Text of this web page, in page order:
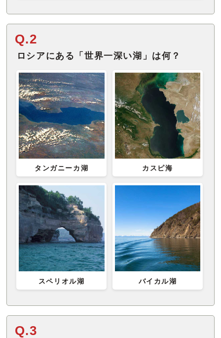
Q.2
ロシアにある「世界一深い湖」は何？
タンガニーカ湖 カスピ海
スペリオル湖 バイカル湖
Q.3